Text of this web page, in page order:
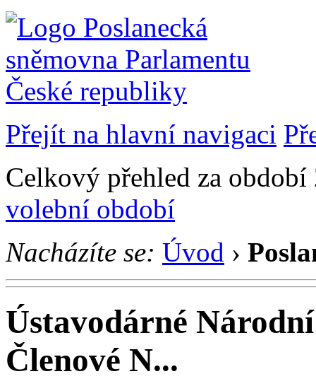
Přejít na hlavní navigaci
Celkový přehled za
volební období
Nacházíte se: Úvod ›
Ústavodárné
Členové N...